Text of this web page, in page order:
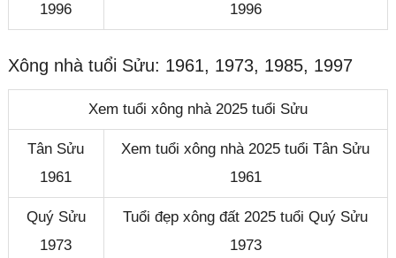
1996
1996
Xông nhà tuổi Sửu: 1961, 1973, 1985, 1997
Xem tuổi xông nhà 2025 tuổi Sửu
Tân Sửu
1961
Xem tuổi xông nhà 2025 tuổi Tân Sửu
1961
Quý Sửu
1973
Tuổi đẹp xông đất 2025 tuổi Quý Sửu
1973